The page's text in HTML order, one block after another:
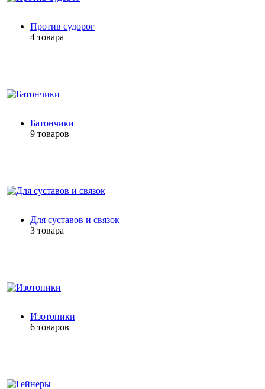
Против судорог
4 товара
Батончики
9 товаров
Для суставов и связок
3 товара
Изотоники
6 товаров